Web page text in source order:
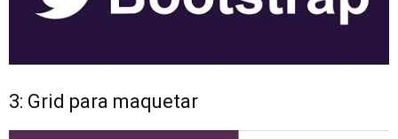
3: Grid para maquetar